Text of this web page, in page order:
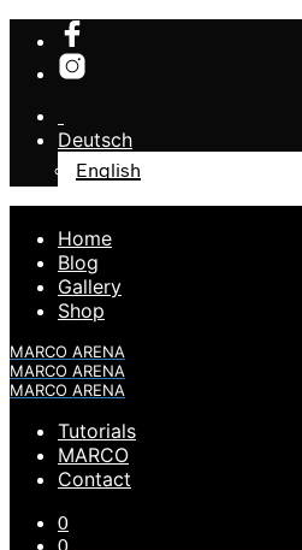
Deutsch
English
Home
Blog
Gallery
Shop
MARCO ARENA
MARCO ARENA
MARCO ARENA
Tutorials
MARCO
Contact
0
0